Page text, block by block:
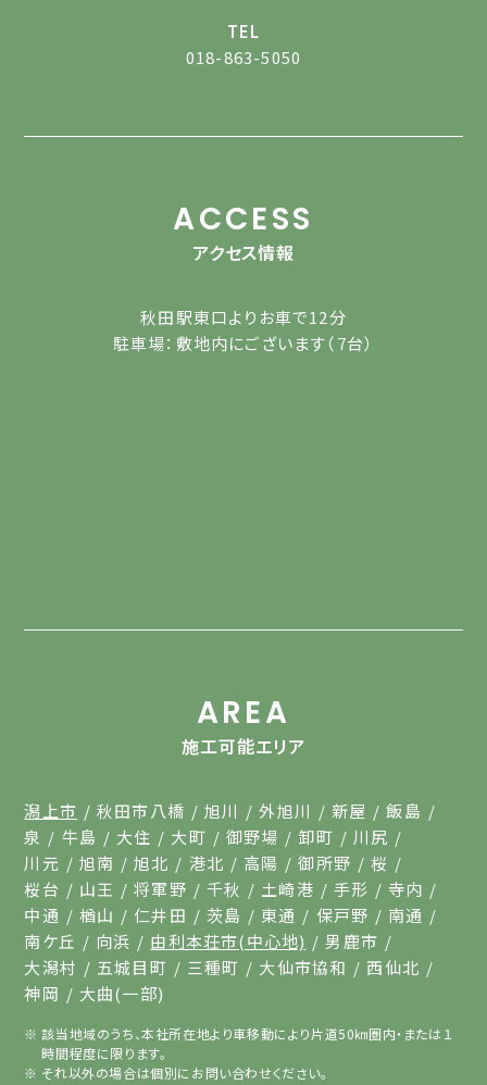
TEL
018-863-5050
ACCESS
アクセス情報
秋田駅東口よりお車で12分
駐車場：敷地内にございます（7台）
AREA
施工可能エリア
潟上市 秋田市八橋 旭川 外旭川 新屋
飯島
泉
牛島 大住 大町 御野場 卸町
川尻
川元
旭南 旭北 港北 高陽 御所野
桜
桜台
山王 将軍野 千秋 土崎港 手形
寺内
中通
楢山 仁井田 茨島 東通 保戸野
南通
南ケ丘
向浜 由利本荘市(中心地)
男鹿市
大潟村
五城目町 三種町 大仙市協和
西仙北
神岡
大曲(一部)
該当地域のうち、本社所在地より車移動により片道50㎞圏内・または１
時間程度に限ります。
それ以外の場合は個別にお問い合わせください。